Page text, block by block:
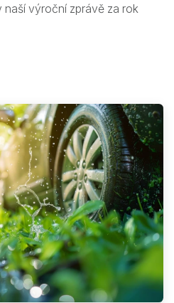
naší výroční zprávě za rok